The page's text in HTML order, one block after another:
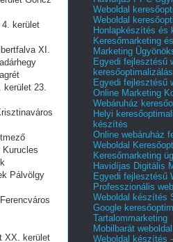
kerület
XI.
kerület 23.
Pálvölgy
XX. kerület
Weboldal
Weboldal
Honlapkészítés és
Keresőmarketing
Marketing
Egyedi fejlesztésű
keresőoptimalizálás
Egyedi fejlesztésű
Online Marketing
Webáruház
Helyi
készítés
Online webáruház
Weboldal
Keresőmarketing
Havidíjas Digitális
Egyedi fejlesztésű
Professzionális
Weboldal készítés
Google
Tartalommarketing
Mobilbarát
Weboldal készítés